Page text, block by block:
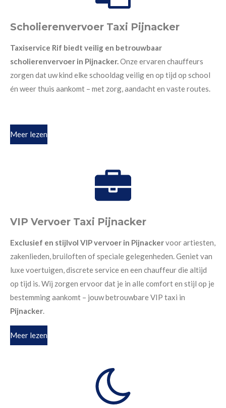
Scholierenvervoer Taxi Pijnacker
Taxiservice Rif biedt veilig en betrouwbaar
scholierenvervoer in Pijnacker.Onze ervaren chauffeurs
zorgen dat uw kind elke schooldag veilig en op tijd op school
én weer thuis aankomt – met zorg, aandacht en vaste routes.
Meer lezen
VIP Vervoer Taxi Pijnacker
Exclusief en stijlvol VIP vervoer in Pijnackervoor artiesten,
zakenlieden, bruiloften of speciale gelegenheden. Geniet van
luxe voertuigen, discrete service en een chauffeur die altijd
op tijd is. Wij zorgen ervoor dat je in alle comfort en stijl op je
bestemming aankomt – jouw betrouwbare VIP taxi in
Pijnacker
Meer lezen